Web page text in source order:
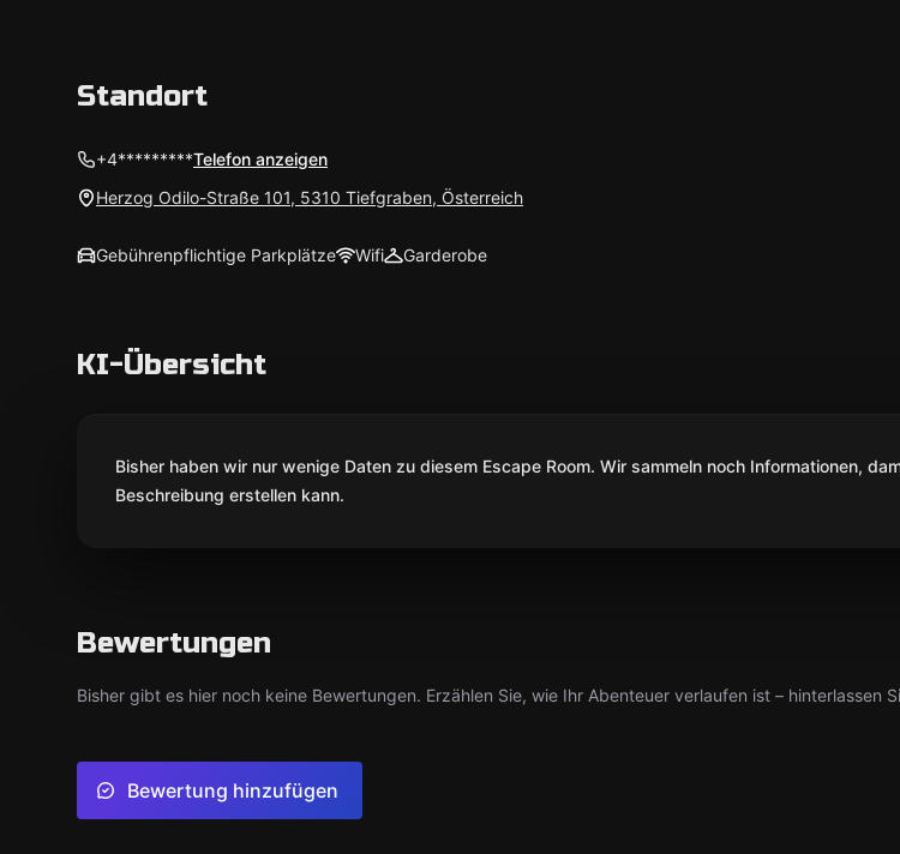
Standort
+4*********Telefon anzeigen
Herzog Odilo-Straße 101, 5310 Tiefgraben, Österreich
Gebührenpflichtige Parkplätze Wifi Garderobe
KI-Übersicht
Bisher haben wir nur wenige Daten zu diesem Escape Room. Wir sammeln noch Informationen,
Beschreibung erstellen kann.
Bewertungen
Bisher gibt es hier noch keine Bewertungen. Erzählen Sie, wie Ihr Abenteuer verlaufen ist – hinterlassen
Bewertung hinzufügen